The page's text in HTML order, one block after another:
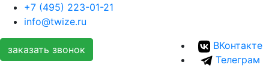
+7 (495) 223-01-21
info@twize.ru
заказать звонок
ВКонтакте
Телеграм